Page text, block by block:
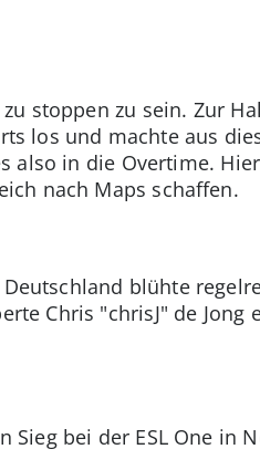
stoppen zu sein. Zur
los und machte aus
also in die Overtime.
nach Maps schaffen.
blühte
Chris "chrisJ" de Jong
bei der ESL One in